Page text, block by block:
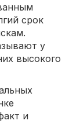
срок
у
высокого
и